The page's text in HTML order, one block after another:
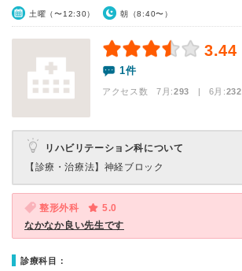
土曜（〜12:30） 朝（8:40〜）
3.44
1件
アクセス数 7月:293 | 6月:232
リハビリテーション科について
【診療・治療法】 神経ブロック
整形外科
5.0
なかなか良い先生です
診療科目：